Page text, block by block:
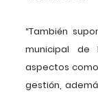
“También
municipal de
aspectos
gestión,